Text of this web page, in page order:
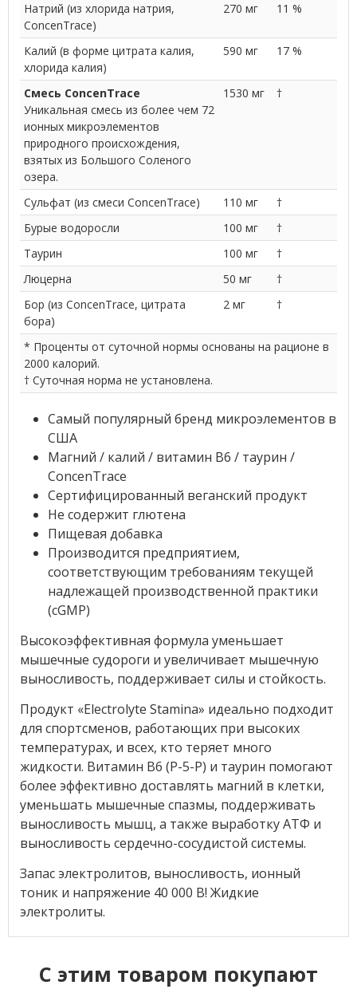
Натрий (из хлорида натрия,
ConcenTrace)
270 мг 11 %
Калий (в форме цитрата калия,
хлорида калия)
590 мг 17 %
Смесь ConcenTrace
Уникальная смесь из более чем 72
ионных микроэлементов
природного происхождения,
взятых из Большого Соленого
озера.
1530 мг †
Сульфат (из смеси ConcenTrace) 110 мг
†
Бурые водоросли
100 мг
†
Таурин
100 мг
†
Люцерна
50 мг
†
Бор (из ConcenTrace, цитрата
бора)
2 мг †
* Проценты от суточной нормы основаны на рационе в
2000 калорий.
† Суточная норма не установлена.
Самый популярный бренд микроэлементов в
США
Магний / калий / витамин B6 / таурин /
ConcenTrace
Сертифицированный веганский продукт
Не содержит глютена
Пищевая добавка
Производится предприятием,
соответствующим требованиям текущей
надлежащей производственной практики
(cGMP)
Высокоэффективная формула уменьшает
мышечные судороги и увеличивает мышечную
выносливость, поддерживает силы и стойкость.
Продукт «Electrolyte Stamina» идеально подходит
для спортсменов, работающих при высоких
температурах, и всех, кто теряет много
жидкости. Витамин B6 (P-5-P) и таурин помогают
более эффективно доставлять магний в клетки,
уменьшать мышечные спазмы, поддерживать
выносливость мышц, а также выработку АТФ и
выносливость сердечно-сосудистой системы.
Запас электролитов, выносливость, ионный
тоник и напряжение 40 000 В! Жидкие
электролиты.
C этим товаром покупают